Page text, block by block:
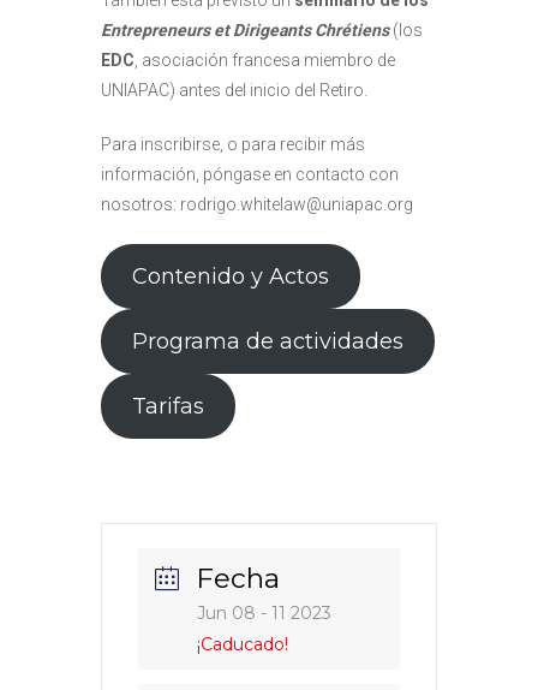
Entrepreneurs et Dirigeants Chrétiens(los
EDC , asociación francesa miembro de
UNIAPAC) antes del inicio del Retiro.
Para inscribirse, o para recibir más
información, póngase en contacto con
nosotros: rodrigo.whitelaw@uniapac.org
Contenido y Actos
Programa de actividades
Tarifas
Fecha
Jun 08 - 11 2023
¡Caducado!